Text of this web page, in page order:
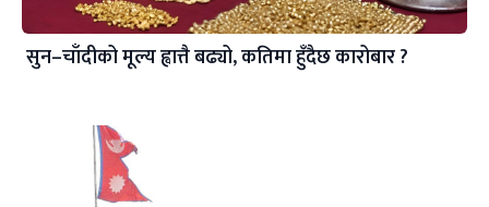
सुन–चाँदीको मूल्य ह्वात्तै बढ्यो, कतिमा हुँदैछ कारोबार ?